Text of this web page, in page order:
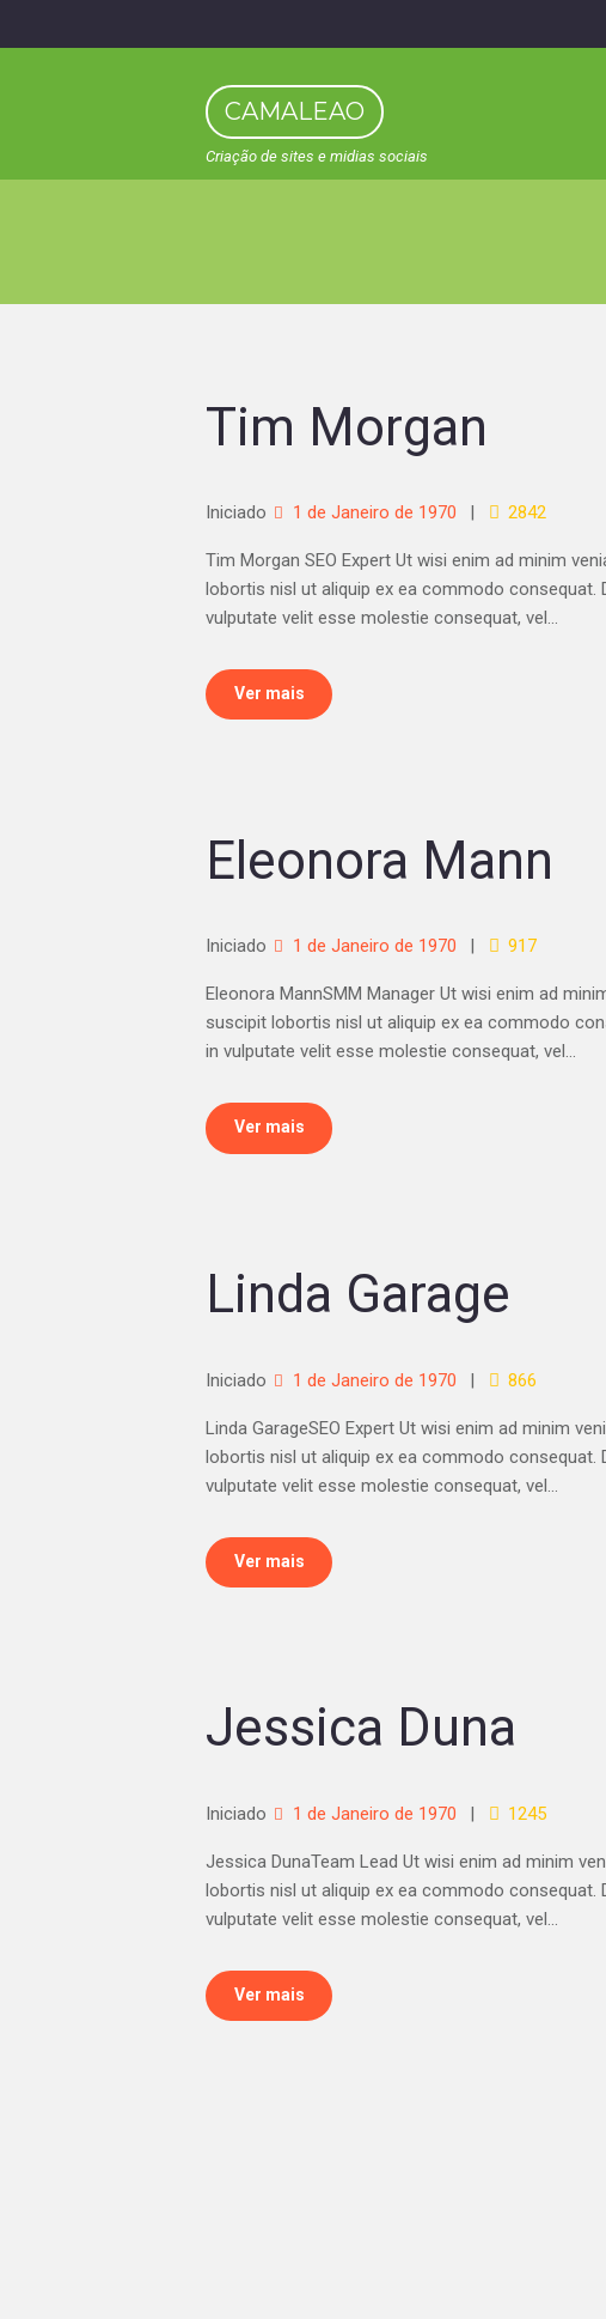
CAMALEAO
Criação de sites e midias sociais
Tim Morgan
Iniciado 1 de Janeiro de 1970 2842
Tim Morgan SEO Expert Ut wisi enim ad minim
lobortis nisl ut aliquip ex ea commodo consequat.
vulputate velit esse molestie consequat, vel...
Ver mais
Eleonora Mann
Iniciado 1 de Janeiro de 1970 917
Eleonora MannSMM Manager Ut wisi enim ad
suscipit lobortis nisl ut aliquip ex ea commodo
in vulputate velit esse molestie consequat, vel...
Ver mais
Linda Garage
Iniciado 1 de Janeiro de 1970 866
Linda GarageSEO Expert Ut wisi enim ad minim
lobortis nisl ut aliquip ex ea commodo consequat.
vulputate velit esse molestie consequat, vel...
Ver mais
Jessica Duna
Iniciado 1 de Janeiro de 1970 1245
Jessica DunaTeam Lead Ut wisi enim ad minim
lobortis nisl ut aliquip ex ea commodo consequat.
vulputate velit esse molestie consequat, vel...
Ver mais